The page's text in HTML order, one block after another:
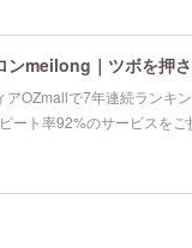
ンmeilong｜ツボを押
OZmallで7年連続ランキ
ト率92%のサービスをご